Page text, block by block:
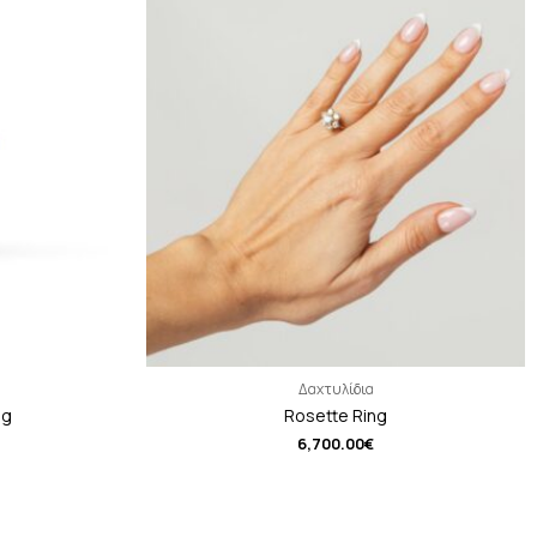
Δαχτυλίδια
Rosette Ring
6,700.00€